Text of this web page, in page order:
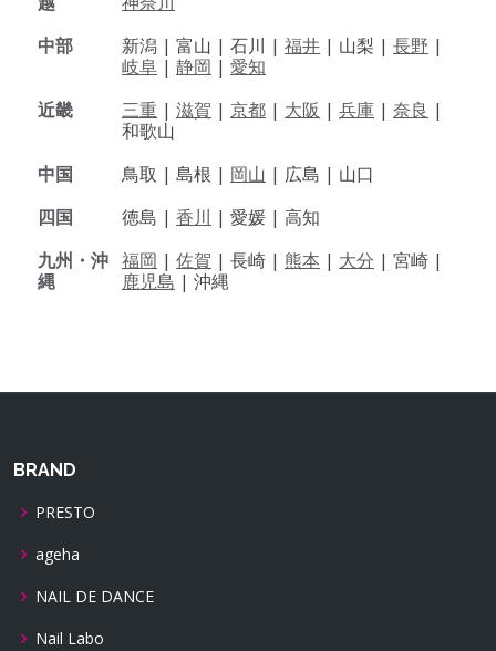
中部
新潟 | 富山 | 石川 | 福井 | 山梨 | 長野 |
岐阜 | 静岡 | 愛知
近畿
三重 | 滋賀 | 京都 | 大阪 | 兵庫 | 奈良 |
和歌山
中国
鳥取 | 島根 | 岡山 | 広島 | 山口
四国
徳島 | 香川 | 愛媛 | 高知
九州・沖
縄
福岡 | 佐賀 | 長崎 | 熊本 | 大分 | 宮崎 |
鹿児島 | 沖縄
BRAND
PRESTO
ageha
NAIL DE DANCE
Nail Labo